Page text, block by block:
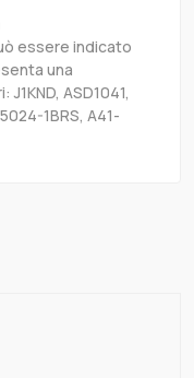
essere indicato
una
ASD1041,
1BRS, A41-